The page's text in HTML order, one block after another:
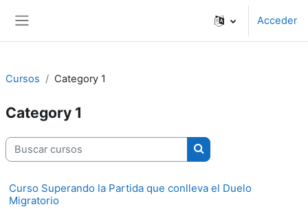
Acceder
Cursos Category 1
Category 1
Buscar cursos
Buscar cursos
Curso Superando la Partida que conlleva el Duelo
Migratorio